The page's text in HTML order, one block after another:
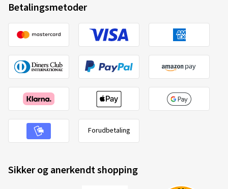
Betalingsmetoder
Forudbetaling
Sikker og anerkendt shopping